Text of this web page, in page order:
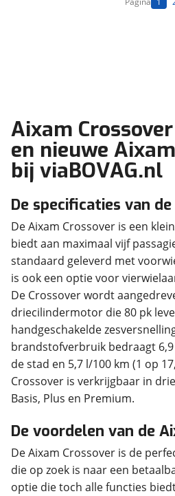
Aixam
en nieuwe
bij viaBOVAG.nl
De specificaties van
De Aixam Crossover is een
biedt aan maximaal vijf
standaard geleverd met
is ook een optie voor
De Crossover wordt
driecilindermotor die 80 pk
handgeschakelde
brandstofverbruik bedraagt 6,9
de stad en 5,7 l/100 km (1 op
Crossover is verkrijgbaar in
Basis, Plus en Premium.
De voordelen van de
De Aixam Crossover is de
die op zoek is naar een
optie die toch alle functies